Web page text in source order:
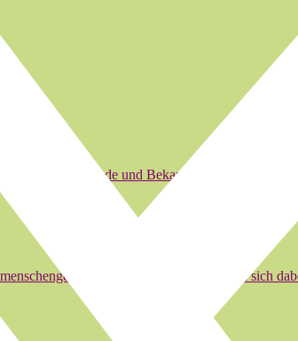
und viele Freunde und Bekannte…
Einteilung aufregen und sich